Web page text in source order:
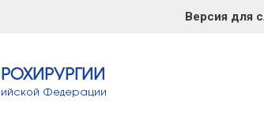
Версия для
Федерации